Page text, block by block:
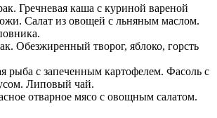
Гречневая каша с куриной вареной
Салат из овощей с льняным маслом.
Обезжиренный творог, яблоко, горсть
рыба с запеченным картофелем. Фасоль с
Липовый чай.
отварное мясо с овощным салатом.